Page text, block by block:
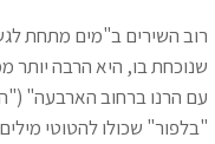
רוב השירים ב"מים מתחת
שנוכחת בו, היא הרבה
עם הרנו ברחוב הארבעה"
"בלפור" שכולו להטוטי